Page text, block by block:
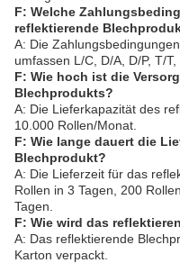
F: Welche
reflektierende
A: Die
umfassen L/C, D/A, D/P, T/
F: Wie hoch ist die
Blechprodukts?
A: Die Lieferkapazität des
10.000 Rollen/Monat.
F: Wie lange dauert die
Blechprodukt?
A: Die Lieferzeit für das
Rollen in 3 Tagen, 200
Tagen.
F: Wie wird das
A: Das reflektierende
Karton verpackt.